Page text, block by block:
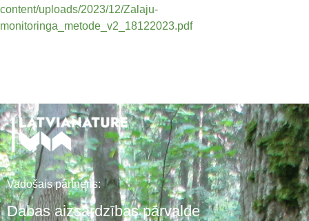
content/uploads/2023/12/Zalaju-
monitoringa_metode_v2_18122023.pdf
Vadošais partneris:
Dabas aizsardzības pārvalde